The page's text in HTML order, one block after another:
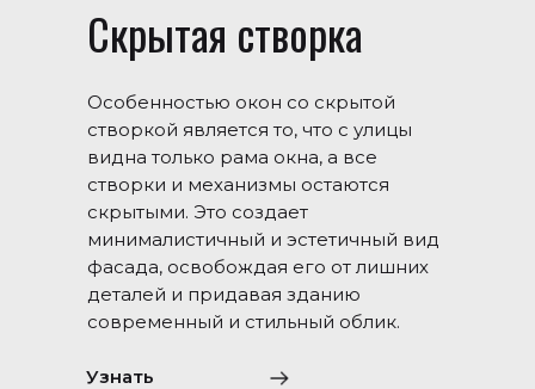
Скрытая створка
Особенностью окон со скрытой
створкой является то, что с улицы
видна только рама окна, а все
створки и механизмы остаются
скрытыми. Это создает
минималистичный и эстетичный вид
фасада, освобождая его от лишних
деталей и придавая зданию
современный и стильный облик.
Узнать